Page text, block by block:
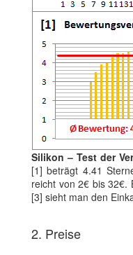
Silikon – Test der
[1] beträgt 4.41
reicht von 2€ bis 32€.
[3] sieht man den
2. Preise